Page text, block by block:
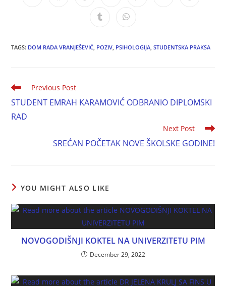
TAGS: DOM RADA VRANJEŠEVIĆ POZIV PSIHOLOGIJA STUDENTSKA PRAKSA
Previous Post
STUDENT EMRAH KARAMOVIĆ ODBRANIO DIPLOMSKI
RAD
Next Post
SREĆAN POČETAK NOVE ŠKOLSKE GODINE!
YOU MIGHT ALSO LIKE
NOVOGODIŠNJI KOKTEL NA UNIVERZITETU PIM
December 29, 2022